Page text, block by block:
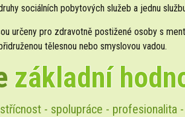
sociálních pobytových služeb a jednu
určeny pro zdravotně postižené osoby s
tělesnou nebo smyslovou vadou.
základní
- spolupráce - profesionalita